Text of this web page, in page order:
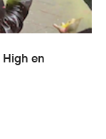
High en